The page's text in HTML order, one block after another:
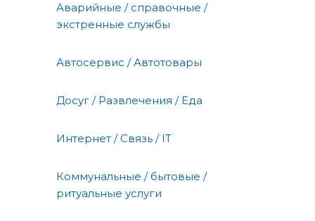
Аварийные / справочные /
экстренные службы
Автосервис / Автотовары
Досуг / Развлечения / Еда
Интернет / Связь / IT
Коммунальные / бытовые /
ритуальные услуги